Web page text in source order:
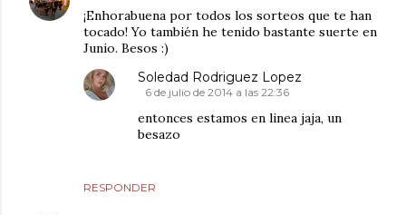
¡Enhorabuena por todos los sorteos que te han
tocado! Yo también he tenido bastante suerte en
Junio. Besos :)
RESPONDER
Soledad Rodriguez Lopez
6 de julio de 2014 a las 22:36
entonces estamos en linea jaja, un
besazo